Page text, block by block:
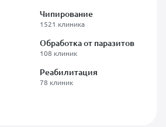
Чипирование
1521 клиника
Обработка от паразитов
108 клиник
Реабилитация
78 клиник